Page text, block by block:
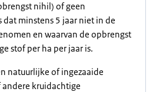
nihil) of geen
minstens 5 jaar niet in de
en waarvan de opbrengst
stof per ha per jaar is.
natuurlijke of ingezaaide
andere kruidachtige